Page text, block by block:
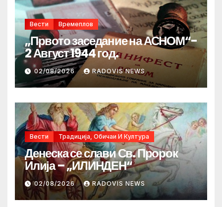
Вести Времеплов
„Првото заседание на АСНОМ“-
2 Август 1944 год.
02/08/2026 RADOVIS NEWS
Вести Традиција, Обичаи И Култура
Денеска се слави Св. Пророк
Илија – „ИЛИНДЕН“
02/08/2026 RADOVIS NEWS